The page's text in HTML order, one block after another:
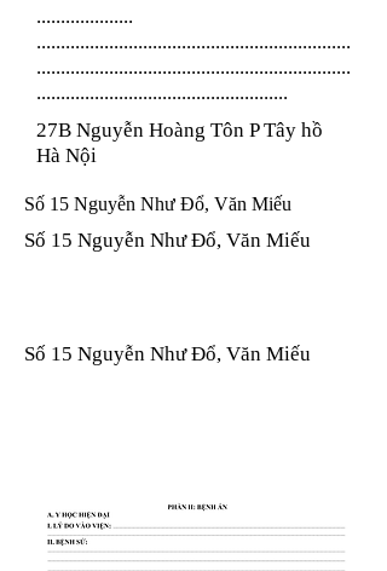
....................
.................................................................
.................................................................
....................................................
27B Nguyễn Hoàng Tôn P Tây hồ
Hà Nội
Số 15 Nguyễn Như Đổ, Văn Miếu
Số 15 Nguyễn Như Đổ, Văn Miếu
Số 15 Nguyễn Như Đổ, Văn Miếu